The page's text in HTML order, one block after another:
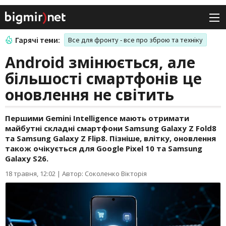
Гарячі теми: Все для фронту - все про зброю та техніку
Android змінюється, але
більшості смартфонів це
оновлення не світить
Першими Gemini Intelligence мають отримати
майбутні складні смартфони Samsung Galaxy Z Fold8
та Samsung Galaxy Z Flip8. Пізніше, влітку, оновлення
також очікується для Google Pixel 10 та Samsung
Galaxy S26.
18 травня, 12:02 | Автор: Соколенко Вікторія